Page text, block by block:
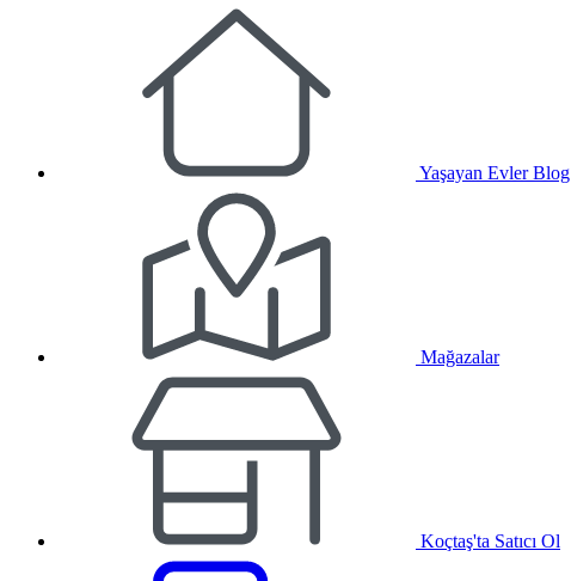
Yaşayan Evler Blog
Mağazalar
Koçtaş'ta Satıcı Ol